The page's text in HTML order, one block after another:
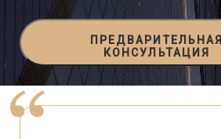
ПРЕДВАРИТЕЛЬНАЯ
КОНСУЛЬТАЦИЯ